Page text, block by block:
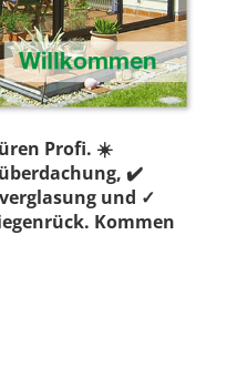
Profi. ☀️
✔️
und ✓
Kommen